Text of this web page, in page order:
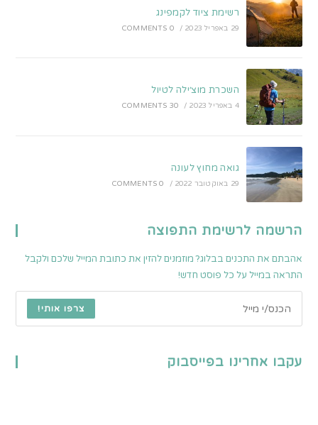
רשימת ציוד לקמפינג
29 באפריל 2023 /
0 COMMENTS
השכרת מוצ׳ילה לטיול
4 באפריל 2023 /
30 COMMENTS
גואה מחוץ לעונה
29 באוקטובר 2022 /
0 COMMENTS
הרשמה לרשימת התפוצה
אהבתם את התכנים בבלוג? מוזמנים להזין את כתובת המייל שלכם ולקבל
התראה במייל על כל פוסט חדש!
צרפו אותי!
עקבו אחרינו בפייסבוק